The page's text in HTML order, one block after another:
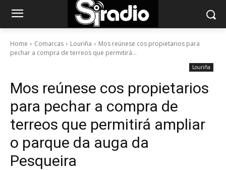
Home Comarcas Louriña
Mos reúnese cos propietarios para
pechar a compra de terreos que permitirá...
Louriña
Mos reúnese cos propietarios
para pechar a compra de
terreos que permitirá ampliar
o parque da auga da
Pesqueira